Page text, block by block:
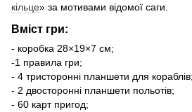
кільце» за мотивами відомої саги.
Вміст гри:
- коробка 28×19×7 см;
-1 правила гри;
- 4 тристоронні планшети для кораблів;
- 2 двосторонні планшети польотів;
- 60 карт пригод;